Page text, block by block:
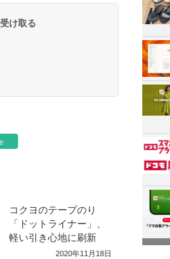
け取る
コクヨのテープのり
「ドットライナー」、
軽い引き心地に刷新
2020年11月18日